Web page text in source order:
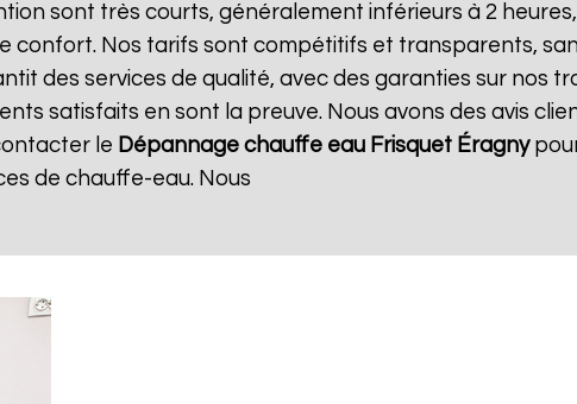
sont très courts, généralement inférieurs à 2
confort. Nos tarifs sont compétitifs et transparents,
des services de qualité, avec des garanties sur nos
satisfaits en sont la preuve. Nous avons des avis
le Dépannage chauffe eau Frisquet Éragny
de chauffe-eau. Nous